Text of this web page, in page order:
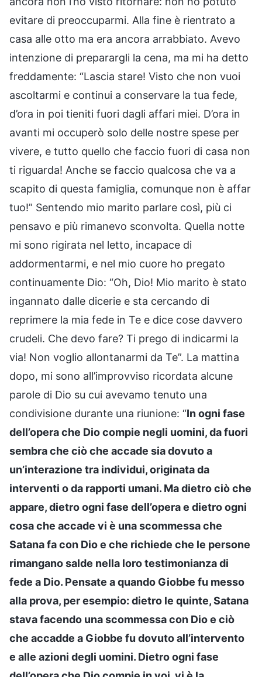
evitare di preoccuparmi. Alla fine è rientrato a
casa alle otto ma era ancora arrabbiato. Avevo
intenzione di preparargli la cena, ma mi ha detto
freddamente: “Lascia stare! Visto che non vuoi
ascoltarmi e continui a conservare la tua fede,
d’ora in poi tieniti fuori dagli affari miei. D’ora in
avanti mi occuperò solo delle nostre spese per
vivere, e tutto quello che faccio fuori di casa non
ti riguarda! Anche se faccio qualcosa che va a
scapito di questa famiglia, comunque non è affar
tuo!” Sentendo mio marito parlare così, più ci
pensavo e più rimanevo sconvolta. Quella notte
mi sono rigirata nel letto, incapace di
addormentarmi, e nel mio cuore ho pregato
continuamente Dio: “Oh, Dio! Mio marito è stato
ingannato dalle dicerie e sta cercando di
reprimere la mia fede in Te e dice cose davvero
crudeli. Che devo fare? Ti prego di indicarmi la
via! Non voglio allontanarmi da Te”. La mattina
dopo, mi sono all’improvviso ricordata alcune
parole di Dio su cui avevamo tenuto una
condivisione durante una riunione: “In ogni fase
dell’opera che Dio compie negli uomini, da fuori
sembra che ciò che accade sia dovuto a
un’interazione tra individui, originata da
interventi o da rapporti umani. Ma dietro ciò che
appare, dietro ogni fase dell’opera e dietro ogni
cosa che accade vi è una scommessa che
Satana fa con Dio e che richiede che le persone
rimangano salde nella loro testimonianza di
fede a Dio. Pensate a quando Giobbe fu messo
alla prova, per esempio: dietro le quinte, Satana
stava facendo una scommessa con Dio e ciò
che accadde a Giobbe fu dovuto all’intervento
e alle azioni degli uomini. Dietro ogni fase